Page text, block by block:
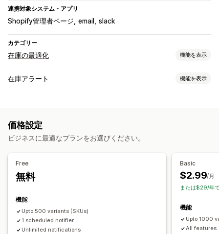
連携対象システム・アプリ
Shopify管理者ページ email slack
カテゴリー
在庫の最適化 機能を表示
在庫管理
補充通知 補充リマインダー
しきい値アラート
カスタムレポート メール通知
在庫アラート 機能を表示
在庫切れ カスタムアラート
分析とレポート
価格設定
ビジネスに最適なプランをお選びください。
Free
無料
機能
Upto 500 variants (SKUs)
1 scheduled notifier
Unlimited notifications
Basic
$2.99/月
または$29/年
機能
Upto 1000
All features